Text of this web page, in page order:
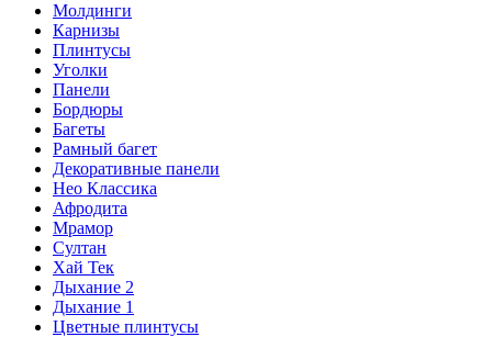
Молдинги
Карнизы
Плинтусы
Уголки
Панели
Бордюры
Багеты
Рамный багет
Декоративные панели
Нео Классика
Афродита
Мрамор
Султан
Хай Тек
Дыхание 2
Дыхание 1
Цветные плинтусы